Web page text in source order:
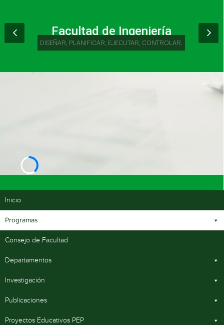
DISEÑAR, PLANIFICAR, EJECUTAR, CONTROLAR.
Facultad de Ingeniería
Inicio
Programas
Consejo de Facultad
Departamentos
Investigación
Publicaciones
Proyectos Educativos PEP